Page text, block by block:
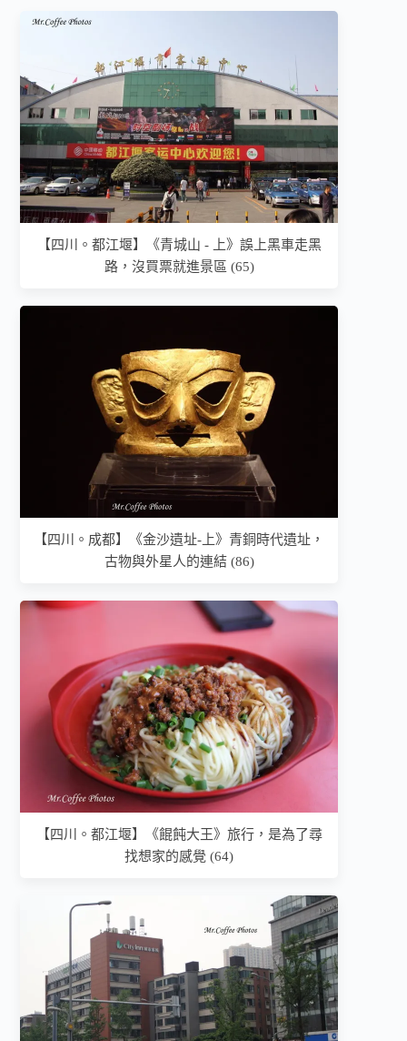
【四川。都江堰】《青城山 - 上》誤上黑車走黑
路，沒買票就進景區 (65)
【四川。成都】《金沙遺址-上》青銅時代遺址，
古物與外星人的連結 (86)
【四川。都江堰】《餛飩大王》旅行，是為了尋
找想家的感覺 (64)